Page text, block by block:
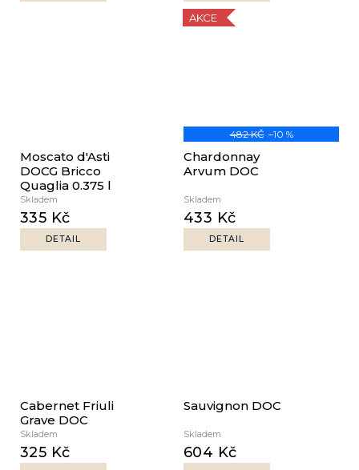
Moscato d'Asti
DOCG Bricco
Quaglia 0.375 l
Skladem
335 Kč
DETAIL
AKCE
482 KČ –10 %
Chardonnay
Arvum DOC
Skladem
433 Kč
DETAIL
Cabernet Friuli
Grave DOC
Skladem
325 Kč
Sauvignon DOC
Skladem
604 Kč